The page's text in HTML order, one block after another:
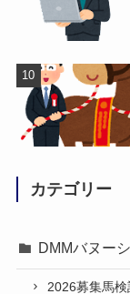
カテゴリー
DMMバヌー
2026募集馬検